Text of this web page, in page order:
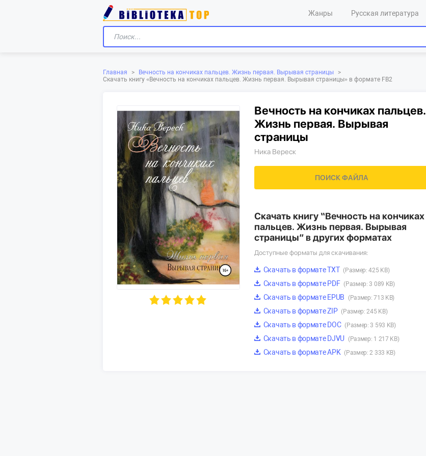
Жанры Русская литература
Главная > Вечность на кончиках пальцев. Жизнь первая. Вырывая страницы
>
Скачать книгу «‎Вечность на кончиках пальцев. Жизнь первая. Вырывая страницы»‎ в формате FB2
Вечность на кончиках пальцев.
Жизнь первая. Вырывая
страницы
Ника Вереск
ПОИСК ФАЙЛА
Скачать книгу “Вечность на кончиках
пальцев. Жизнь первая. Вырывая
страницы” в других форматах
Доступные форматы для скачивания:
Скачать в формате TXT (Размер: 425 KB)
Скачать в формате PDF (Размер: 3 089 KB)
Скачать в формате EPUB (Размер: 713 KB)
Скачать в формате ZIP (Размер: 245 KB)
Скачать в формате DOC (Размер: 3 593 KB)
Скачать в формате DJVU (Размер: 1 217 KB)
Скачать в формате APK (Размер: 2 333 KB)